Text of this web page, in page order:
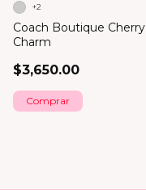
Coach Boutique Cherry
Charm
$3,650.00
+2
Comprar